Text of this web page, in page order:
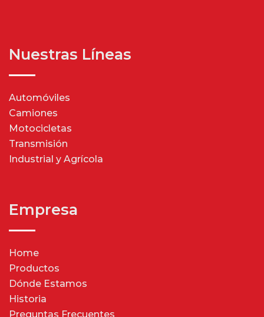
Nuestras Líneas
Automóviles
Camiones
Motocicletas
Transmisión
Industrial y Agrícola
Empresa
Home
Productos
Dónde Estamos
Historia
Preguntas Frecuentes